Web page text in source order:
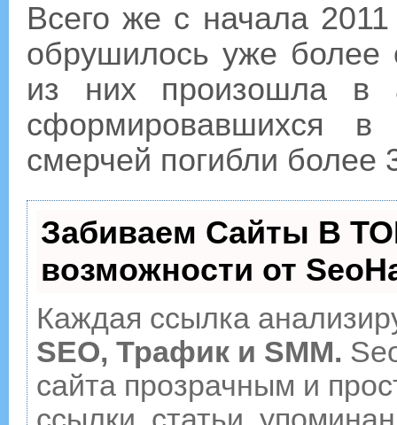
Всего же с начала
обрушилось уже более
из них произошла в
сформировавшихся
смерчей погибли более
Забиваем Сайты В
возможности от
Каждая ссылка
SEO, Трафик и SMM.
сайта прозрачным и